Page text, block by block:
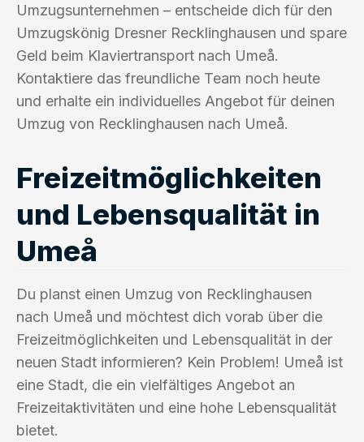
Umzugsunternehmen – entscheide dich für den
Umzugskönig Dresner Recklinghausen und spare
Geld beim Klaviertransport nach Umeå.
Kontaktiere das freundliche Team noch heute
und erhalte ein individuelles Angebot für deinen
Umzug von Recklinghausen nach Umeå.
Freizeitmöglichkeiten
und Lebensqualität in
Umeå
Du planst einen Umzug von Recklinghausen
nach Umeå und möchtest dich vorab über die
Freizeitmöglichkeiten und Lebensqualität in der
neuen Stadt informieren? Kein Problem! Umeå ist
eine Stadt, die ein vielfältiges Angebot an
Freizeitaktivitäten und eine hohe Lebensqualität
bietet.